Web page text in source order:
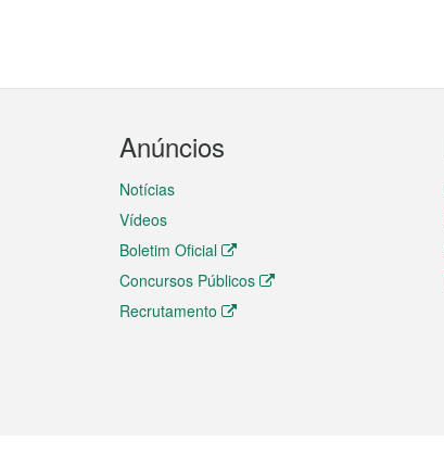
Anúncios
Notícias
Vídeos
Boletim Oficial
Concursos Públicos
Recrutamento